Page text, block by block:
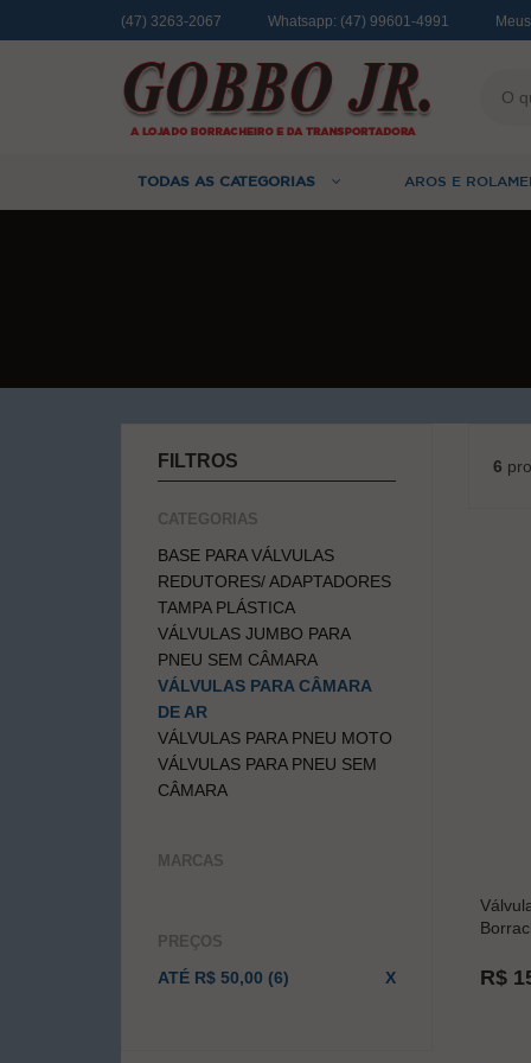
(47) 3263-2067 Whatsapp: (47) 99601-4991
TODAS AS CATEGORIAS AROS E
FILTROS
CATEGORIAS
BASE PARA VÁLVULAS
REDUTORES/ ADAPTADORES
TAMPA PLÁSTICA
VÁLVULAS JUMBO PARA
PNEU SEM CÂMARA
VÁLVULAS PARA CÂMARA
DE AR
VÁLVULAS PARA PNEU MOTO
VÁLVULAS PARA PNEU SEM
CÂMARA
MARCAS
PREÇOS
ATÉ R$ 50,00 (6) X
6
R$